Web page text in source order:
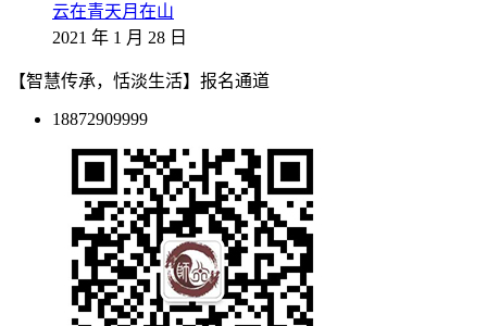
云在青天月在山
2021 年 1 月 28 日
【智慧传承，恬淡生活】报名通道
18872909999